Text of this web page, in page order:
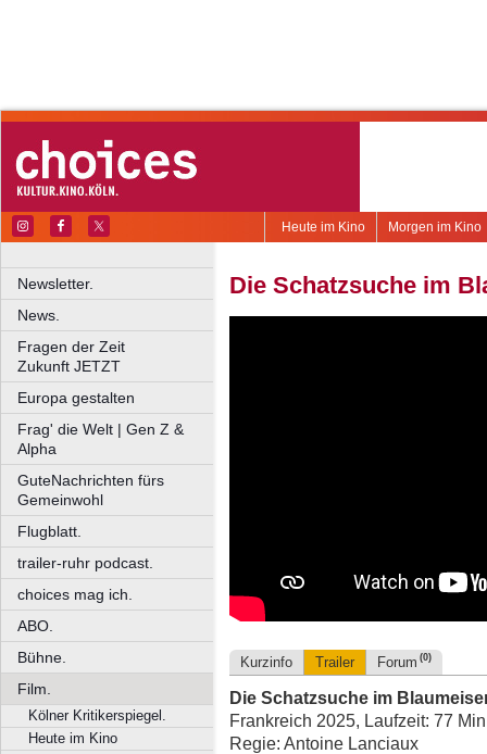
Morgen im Kino
Heute im Kino
Newsletter.
News.
Fragen der Zeit
Zukunft JETZT
Europa gestalten
Frag' die Welt | Gen Z &
Alpha
GuteNachrichten fürs
Gemeinwohl
Flugblatt.
trailer-ruhr podcast.
choices mag ich.
ABO.
Bühne.
Film.
Kölner Kritikerspiegel.
Heute im Kino
Die Schatzsuche im
Kurzinfo Trailer Forum (0)
Die Schatzsuche im
Frankreich 2025, Laufzeit: 77
Regie: Antoine Lanciaux